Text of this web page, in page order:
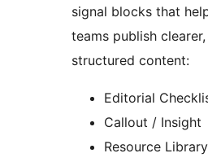
signal blocks that
teams publish
structured content:
Editorial
Callout / Insight
Resource Library